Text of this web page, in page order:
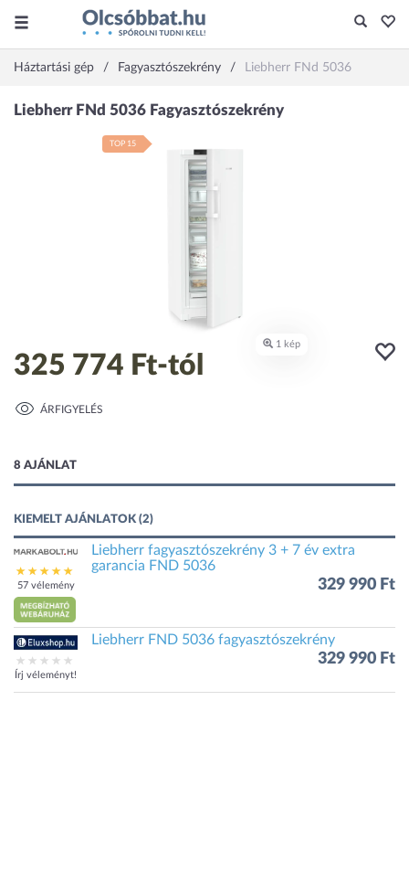
Háztartási gép Fagyasztószekrény Liebherr FNd 5036
325 774 Ft-tól
ÁRFIGYELÉS
8 AJÁNLAT
KIEMELT AJÁNLATOK (2)
57 vélemény
Liebherr fagyasztószekrény 3 + 7 év extra
garancia FND 5036
329 990 Ft
Írj véleményt!
Liebherr FND 5036 fagyasztószekrény
329 990 Ft